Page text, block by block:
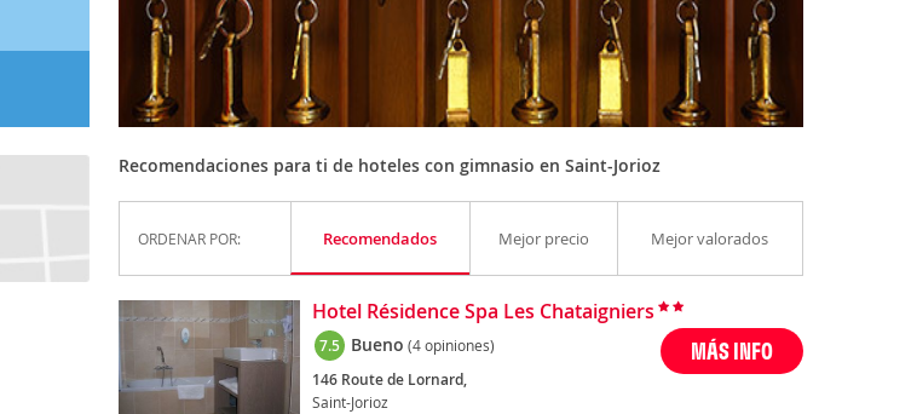
Recomendaciones para ti de hoteles con gimnasio en Saint-Jorioz
ORDENAR POR: Recomendados Mejor precio Mejor valorados
Hotel Résidence Spa Les Chataigniers
7.5 Bueno (4 opiniones)
146 Route de Lornard,
Saint-Jorioz
MÁS INFO